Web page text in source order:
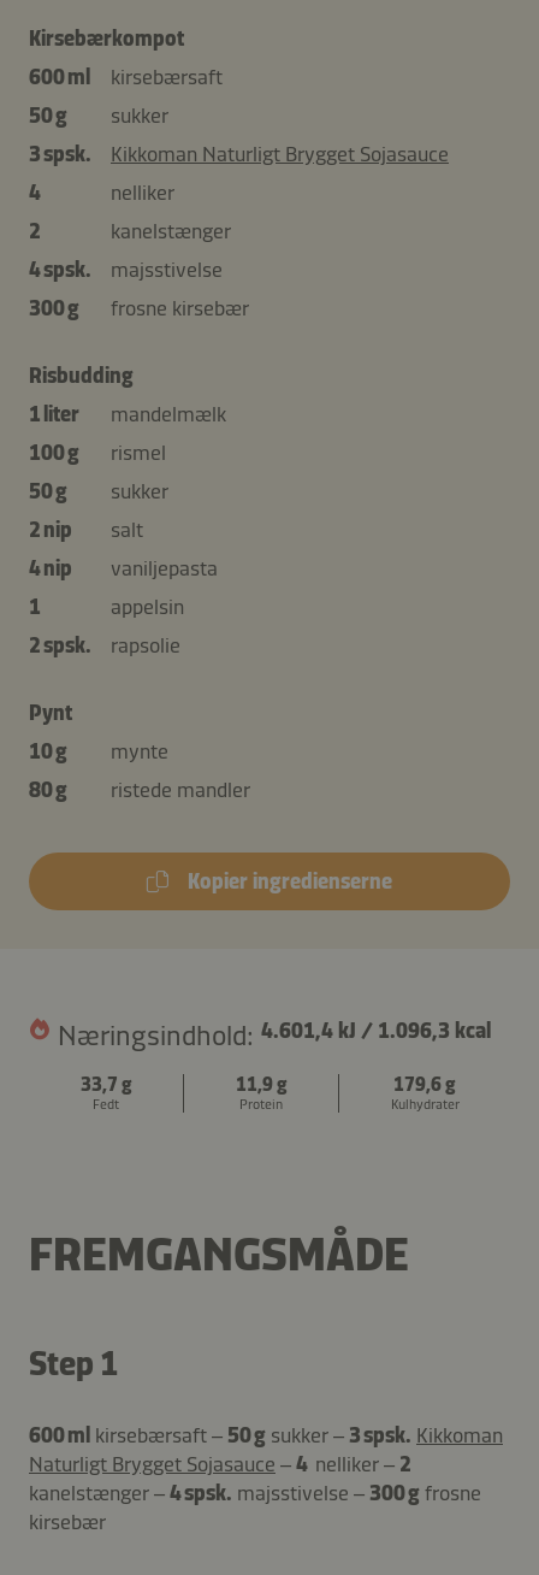
Kirsebærkompot
600 ml
kirsebærsaft
50 g
sukker
3 spsk.
Kikkoman Naturligt Brygget Sojasauce
4
nelliker
2
kanelstænger
4 spsk.
majsstivelse
300 g
frosne kirsebær
Risbudding
1 liter
mandelmælk
100 g
rismel
50 g
sukker
2 nip
salt
4 nip
vaniljepasta
1
appelsin
2 spsk.
rapsolie
Pynt
10 g
mynte
80 g
ristede mandler
Kopier ingredienserne
Næringsindhold: 4.601,4 kJ / 1.096,3 kcal
33,7 g
Fedt
11,9 g
Protein
179,6 g
Kulhydrater
FREMGANGSMÅDE
Step 1
600 ml kirsebærsaft – 50 g sukker – 3 spsk. Kikkoman
Naturligt Brygget Sojasauce –4 nelliker – 2
kanelstænger –4 spsk. majsstivelse – 300 gfrosne
kirsebær